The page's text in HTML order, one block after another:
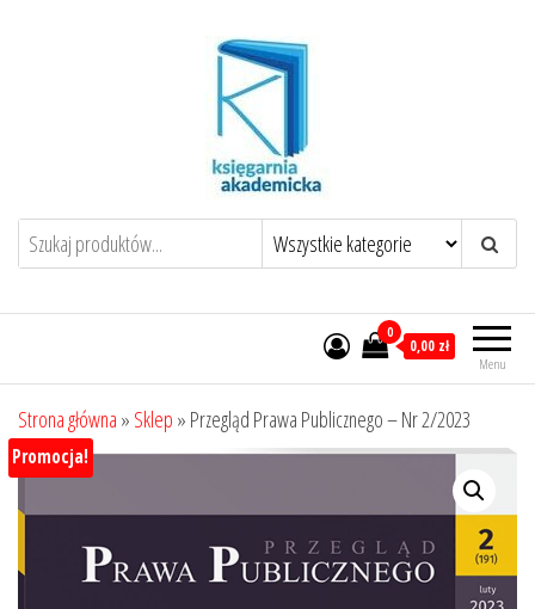
Menu
0
0,00 zł
Strona główna » Sklep » Przegląd Prawa Publicznego – Nr 2/2023
Promocja!